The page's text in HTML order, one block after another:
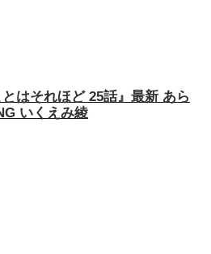
はそれほど 25話』最新 あら
いくえみ綾